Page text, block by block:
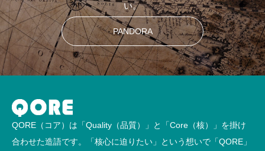
い。
PANDORA
QORE（コア）は「Quality（品質）」と「Core（核）」を掛け
合わせた造語です。「核心に迫りたい」という想いで「QORE」